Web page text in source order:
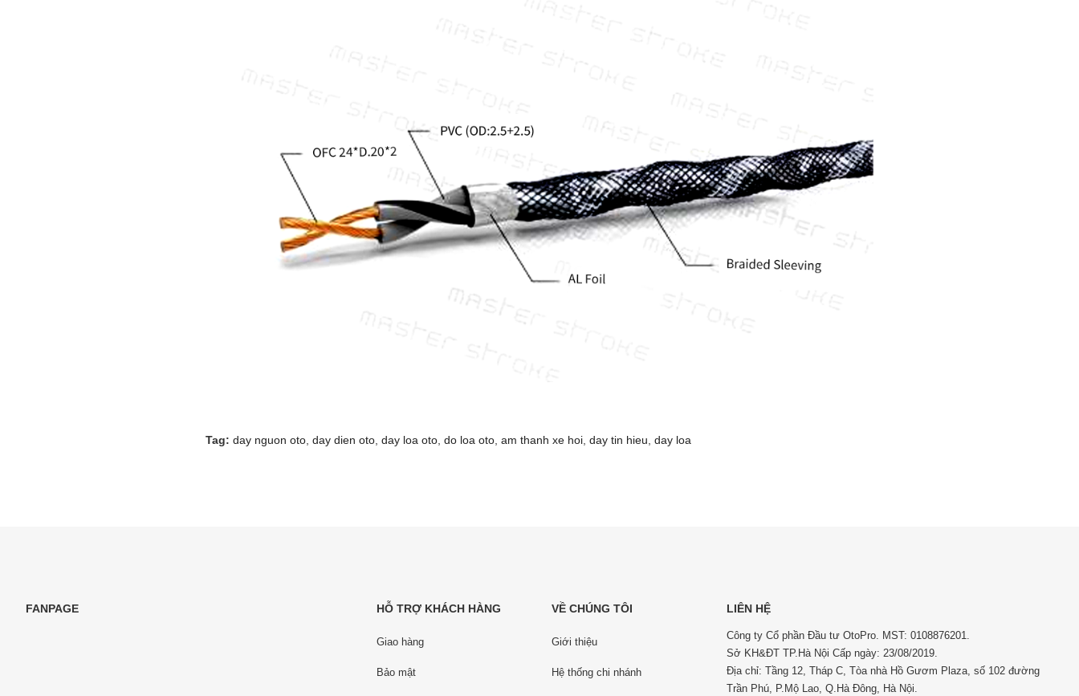
Tag: day nguon oto day dien oto day loa oto do loa oto am thanh xe hoi day tin hieu day loa
FANPAGE HỖ TRỢ KHÁCH HÀNG
Giao hàng
Bảo mật
VỀ CHÚNG TÔI
Giới thiệu
Hệ thống chi nhánh
LIÊN HỆ
Công ty Cổ phần Đầu tư OtoPro. MST: 0108876201.
Sở KH&ĐT TP.Hà Nội Cấp ngày: 23/08/2019.
Địa chỉ: Tầng 12, Tháp C, Tòa nhà Hồ Gươm Plaza, số 102 đường
Trần Phú, P.Mộ Lao, Q.Hà Đông, Hà Nội.